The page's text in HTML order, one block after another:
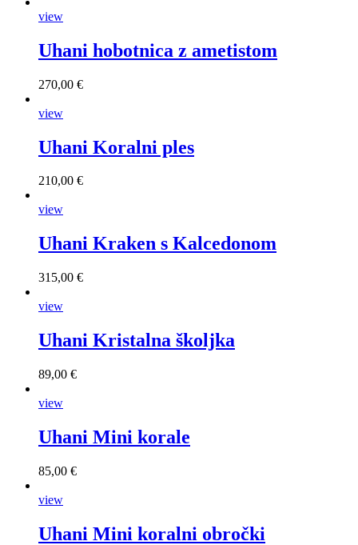
view
Uhani hobotnica z ametistom
270,00 €
view
Uhani Koralni ples
210,00 €
view
Uhani Kraken s Kalcedonom
315,00 €
view
Uhani Kristalna školjka
89,00 €
view
Uhani Mini korale
85,00 €
view
Uhani Mini koralni obročki